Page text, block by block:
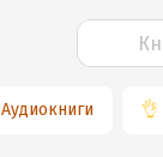
Аудиокниги 👌